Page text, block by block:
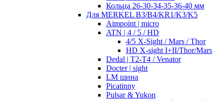
Кольца 26-30-34-35-36-40 мм
Для MERKEL B3/B4/KR1/K3/K5
Aimpoint | micro
ATN | 4 / 5 / HD
4/5 X-Sight / Mars / Thor
HD X-sight I+II/Thor/Mars
Dedal | T2-T4 / Venator
Docter | sight
LM шина
Picatinny
Pulsar & Yukon